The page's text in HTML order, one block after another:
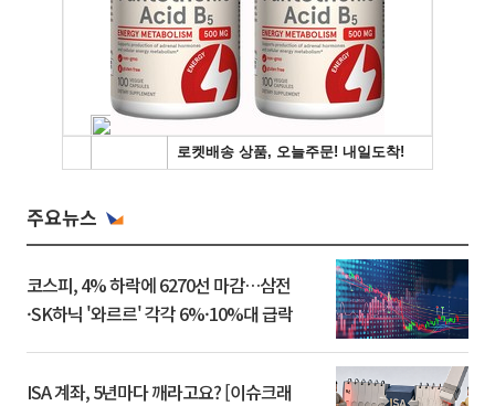
주요뉴스
코스피, 4% 하락에 6270선 마감…삼전
·SK하닉 '와르르' 각각 6%·10%대 급락
ISA 계좌, 5년마다 깨라고요? [이슈크래